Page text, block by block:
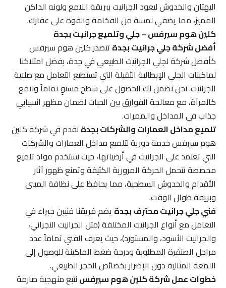
البهتان والخدوش ليعود الجرانيت ببريقة اللامع ولونه الداكن
المميز، مما يضفي لمسة من الفخامة والقوة على عقارك.
كلين هوم سيرفس – جلي وتلميع جرانيت بجدة
أفضل شركة جلي جرانيت بجدةتتصدر كلين هوم سيرفس
كأفضل شركة لجلي الجرانيت الطبيعي في جدة، بفضل امتلاكنا
لماكينات الجلي الإيطالية الثقيلة التي تستطيع التعامل مع صلابة
الجرانيت. نحن نضمن لك الحصول على سطح مستوٍ تماماً ولامع
كالمرآة، مع معالجة الفوارق بين الحبات لضمان مظهر انسيابي
جذاب في المداخل والممرات.
تلميع مداخل العمارات والشركات بجدةنقدم في شركة كلين
هوم سيرفس خدمة دورية لتلميع مداخل العمارات والشركات
التي تعتمد على الجرانيت في أرضياتها، حيث نستخدم مواد تلميع
مخصصة تتحمل الحركة المرورية الكثيفة وتمنع ظهور آثار
الأقدام والخدوش السطحية، مما يحافظ على نظافة المبنى
وبريقة طوال الوقت.
فني جلي جرانيت محترف بجدةيضم فريقنا فنيين خبراء في
التعامل مع أنواع الجرانيت المختلفة (مثل الجرانيت النجراني،
والجرانيت الأسود، والمستورد)، حيث يعرف الفني تماماً عدد
مراحل الصنفرة المطلوبة ودرجة ضغط الماكينة للوصول إلى
اللمعة المثالية دون الإضرار بخصائص الحجر الطبيعي.
خطوات عمل شركة كلين هوم سيرفسنتبع منهجية صارمة